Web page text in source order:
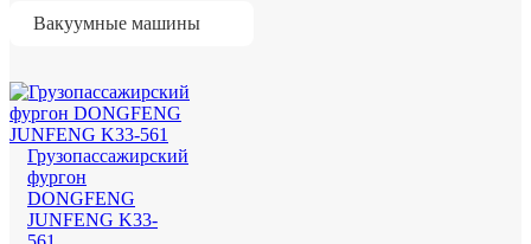
Вакуумные машины
Грузопассажирский
фургон
DONGFENG
JUNFENG K33-